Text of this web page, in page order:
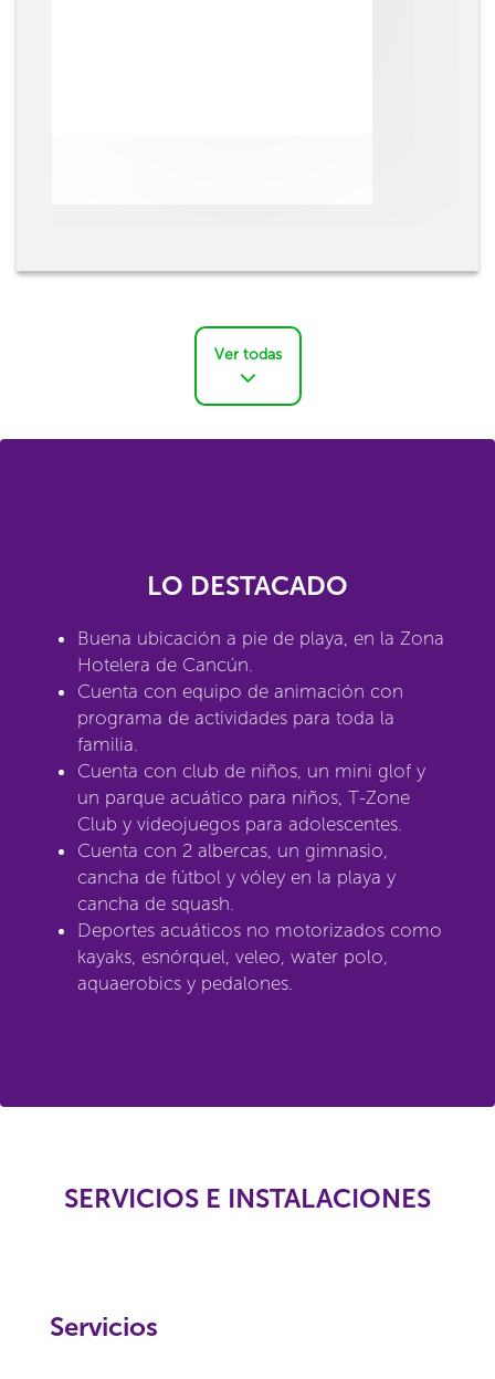
Ver todas
LO DESTACADO
Buena ubicación a pie de playa, en la Zona
Hotelera de Cancún.
Cuenta con equipo de animación con
programa de actividades para toda la
familia.
Cuenta con club de niños, un mini glof y
un parque acuático para niños, T-Zone
Club y videojuegos para adolescentes.
Cuenta con 2 albercas, un gimnasio,
cancha de fútbol y vóley en la playa y
cancha de squash.
Deportes acuáticos no motorizados como
kayaks, esnórquel, veleo, water polo,
aquaerobics y pedalones.
SERVICIOS E INSTALACIONES
Servicios